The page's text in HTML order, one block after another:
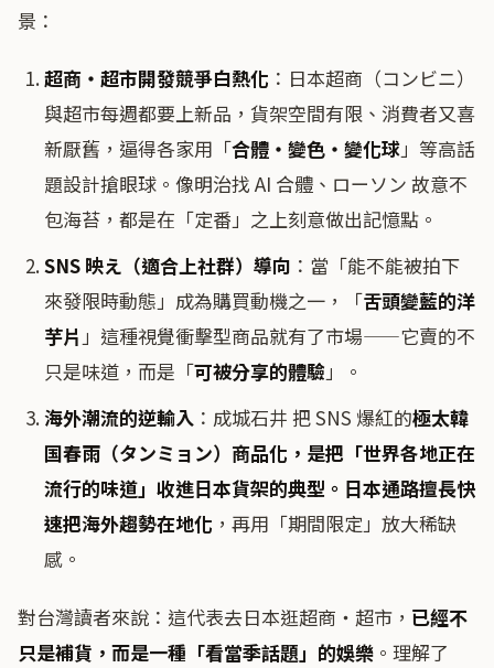
景：
超商・超市開發競爭白熱化 ：日本超商（コンビニ）
與超市每週都要上新品，貨架空間有限、消費者又喜
新厭舊，逼得各家用「合體・變色・變化球」等高話
題設計搶眼球。像明治找 AI 合體、ローソン 故意不
包海苔，都是在「定番」之上刻意做出記憶點。
SNS 映え（適合上社群）導向 ：當「能不能被拍下
來發限時動態」成為購買動機之一，「舌頭變藍的洋
芋片」這種視覺衝擊型商品就有了市場——它賣的不
只是味道，而是「可被分享的體驗」。
海外潮流的逆輸入 ：成城石井 把 SNS 爆紅的極太韓
国春雨（タンミョン） 商品化，是把「世界各地正在
流行的味道」收進日本貨架的典型。日本通路擅長快
速把海外趨勢在地化 ，再用「期間限定」放大稀缺
感。
對台灣讀者來說：這代表去日本逛超商・超市， 已經不
只是補貨，而是一種「看當季話題」的娛樂 。理解了